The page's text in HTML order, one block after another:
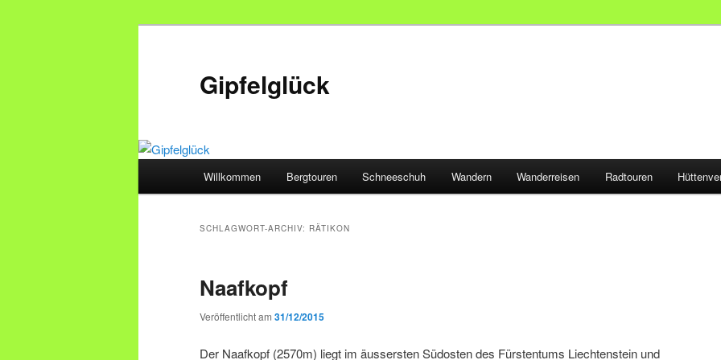
Gipfelglück
Willkommen Bergtouren Schneeschuh Wandern Wanderreisen Radtouren
SCHLAGWORT-ARCHIV: RÄTIKON
Naafkopf
Veröffentlicht am 31/12/2015
Der Naafkopf (2570m) liegt im äussersten Südosten des Fürstentums Liechtenstein und